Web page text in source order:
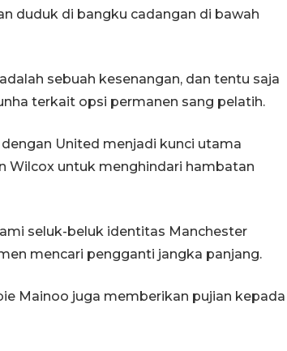
duduk di bangku cadangan di bawah
sebuah kesenangan, dan tentu saja
terkait opsi permanen sang pelatih.
United menjadi kunci utama
Wilcox untuk menghindari hambatan
seluk-beluk identitas Manchester
mencari pengganti jangka panjang.
Mainoo juga memberikan pujian kepada